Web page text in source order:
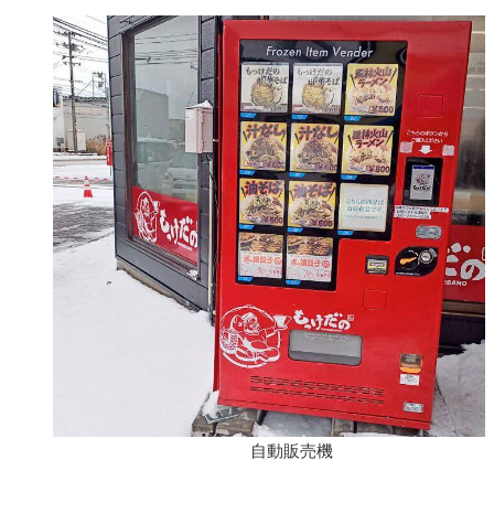
自動販売機